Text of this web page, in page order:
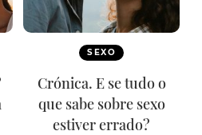
SEXO
Crónica. E se tudo o
que sabe sobre sexo
estiver errado?